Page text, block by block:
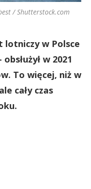
/ Shutterstock.com
lotniczy w Polsce
w 2021
To więcej, niż w
cały czas